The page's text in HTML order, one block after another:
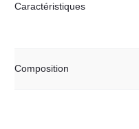
Caractéristiques
Composition